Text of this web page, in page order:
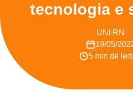
tecnologia e
UNI-RN
19/05/
5 min de